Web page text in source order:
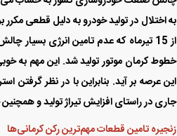
زنجیره تامین قطعات مهم‌ترین رکن کرمانی‌ها
تولید خودرو پروسه بسیار پیچیده و مهندسی
می‌شود. بنابراین در صنعت خودرو جهان و
می‌گیرد. بنابراین زنجیره تامین قطعات
1403 در این زمینه جزو موفق‌ترین‌ها
گام برداشتند. به‌طوری که به دنبال گسترش